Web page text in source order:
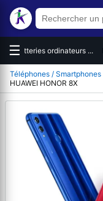
☰Batteries ordinateurs ...
Téléphones / Smartphones
HUAWEI HONOR 8X